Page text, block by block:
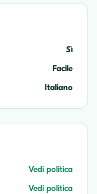
Sì
Facile
Italiano
Vedi politica
Vedi politica